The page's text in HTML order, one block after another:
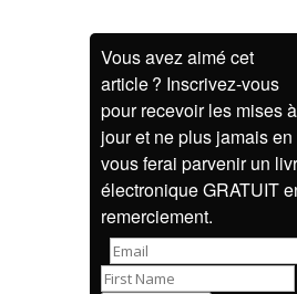
Vous avez aimé cet
article ? Inscrivez-vous
pour recevoir les mises à
jour et ne plus jamais
vous ferai parvenir un
électronique GRATUIT
remerciement.